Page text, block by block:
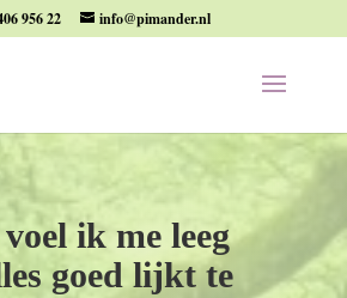
956 22 info@pimander.nl
ik me leeg
goed lijkt te